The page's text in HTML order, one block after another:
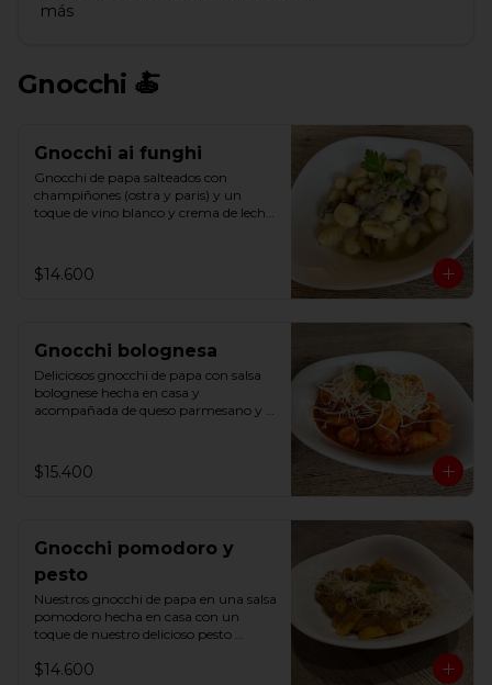
más
Gnocchi 🍝
Gnocchi ai funghi
Gnocchi de papa salteados con
champiñones (ostra y paris) y un
toque de vino blanco y crema de leche,
$14.600
Gnocchi bolognesa
Deliciosos gnocchi de papa con salsa
bolognese hecha en casa y
acompañada de queso parmesano y
$15.400
Gnocchi pomodoro y
pesto
Nuestros gnocchi de papa en una salsa
pomodoro hecha en casa con un
toque de nuestro delicioso pesto
$14.600